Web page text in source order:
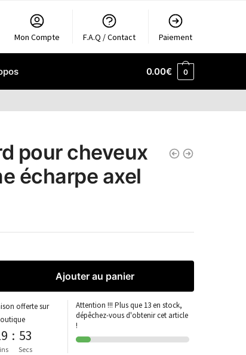
Mon Compte F.A.Q / Contact Paiement
0.00€ 0
pour cheveux
écharpe axel
Ajouter au panier
offerte sur
: 53
Secs
Attention !!! Plus que 13 en stock,
dépêchez-vous d'obtenir cet article
!